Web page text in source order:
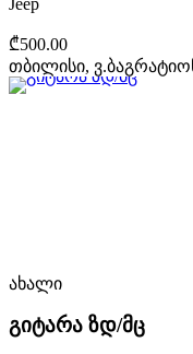
₾500.00
თბილისი,
ახალი
გიტარა ზდ/მც